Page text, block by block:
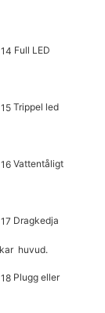
Full LED
Trippel led
Vattentåligt
Dragkedja
huvud.
Plugg eller